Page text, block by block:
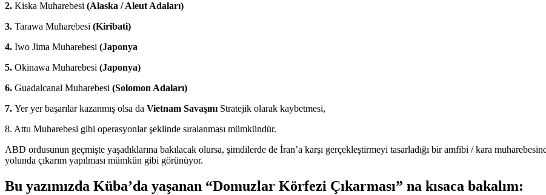
2. Kiska Muharebesi (Alaska / Aleut Adaları)
3. Tarawa Muharebesi (Kiribati)
4. Iwo Jima Muharebesi (Japonya
5. Okinawa Muharebesi (Japonya)
6. Guadalcanal Muharebesi (Solomon Adaları)
7. Yer yer başarılar kazanmış olsa da Vietnam Savaşını Stratejik olarak kaybetmesi,
8. Attu Muharebesi gibi operasyonlar şeklinde sıralanması mümkündür.
ABD ordusunun geçmişte yaşadıklarına bakılacak olursa, şimdilerde de İran’a karşı gerçekleştirmeyi tasarladığı bir amfibi / kara
yolunda çıkarım yapılması mümkün gibi görünüyor.
Bu yazımızda Küba’da yaşanan “Domuzlar Körfezi Çıkarması” na kısaca bakalım: